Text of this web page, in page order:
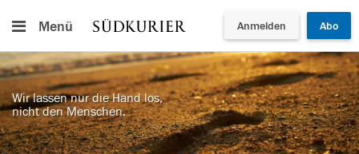
Menü Anmelden Abo
Wir lassen nur die Hand los,
nicht den Menschen.